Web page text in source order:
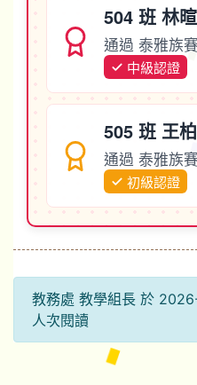
504 班 林
通過 泰雅族
中級認證
505 班 王
通過 泰雅族
初級認證
教務處 教學組長 於
人次閱讀